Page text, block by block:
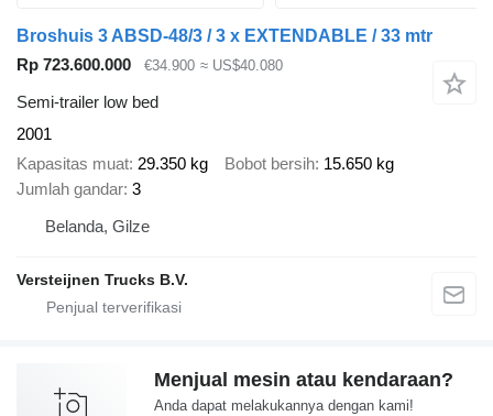
Broshuis 3 ABSD-48/3 / 3 x EXTENDABLE / 33 mtr
Rp 723.600.000
€34.900 ≈ US$40.080
Semi-trailer low bed
2001
Kapasitas muat 29.350 kg Bobot bersih 15.650 kg
Jumlah gandar 3
Belanda, Gilze
Versteijnen Trucks B.V.
Menjual mesin atau kendaraan?
Anda dapat melakukannya dengan kami!